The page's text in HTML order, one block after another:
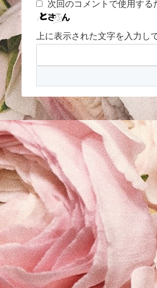
次回のコメントで使用する
上に表示された文字を入力し